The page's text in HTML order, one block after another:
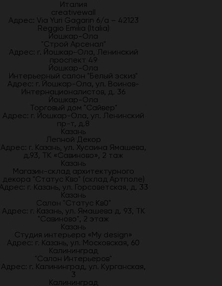
Италия
creativewall
Адрес: Via Yuri Gagarin 6/a – 42123
Reggio Emilia (Italia)
Йошкар-Ола
"Строй Арсенал"
Адрес: г. Йошкар-Ола, Ленинский
проспект 49
Йошкар-Ола
Интерьерный салон "Белый эскиз"
Адрес: г. Йошкар-Ола, ул. Воинов-
Интернационалистов, д. 36
Йошкар-Ола
Торговый дом "Сайвер"
Адрес: г. Йошкар-Ола, ул. Ленинский
пр-т, д.8
Казань
Лепной Декор
Адрес: г. Казань, ул. Хусаина Ямашева,
д.93, ТК «Савиново», 2 таж
Казань
Магазин-склад архитектурного
декора "Статус Кво" (склад Артполе)
г. Казань, ул. Горсоветская, д. 33
Казань
Салон "Статус Кв0"
Адрес: г. Казань, ул. Ямашева д. 93, ТК
"Савиново", 2 этаж
Казань
Студия интерьера «My design»
Адрес: г. Казань, ул. Московская, 60
Калининград
"Салон Интерьеров"
Адрес: г. Калининград, ул. Курганская,
3
Калининград